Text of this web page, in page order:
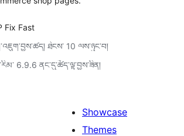
Fix Fast
ཐེངས་ 10 ལས་ཉུང་བ།
6.9.6 ནང་དུ་ཚོད་ལྟ་བྱས་ཟིན།
Showcase
Themes